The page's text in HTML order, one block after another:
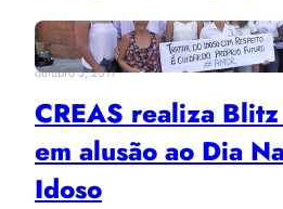
outubro 3, 2017
CREAS realiza
em alusão ao Dia
Idoso